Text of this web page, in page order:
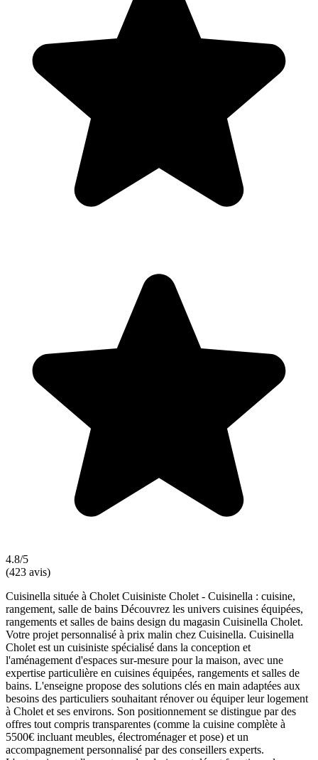
4.8/5
(423 avis)
Cuisinella située à Cholet Cuisiniste Cholet - Cuisinella : cuisine,
rangement, salle de bains Découvrez les univers cuisines équipées,
rangements et salles de bains design du magasin Cuisinella Cholet.
Votre projet personnalisé à prix malin chez Cuisinella. Cuisinella
Cholet est un cuisiniste spécialisé dans la conception et
l'aménagement d'espaces sur-mesure pour la maison, avec une
expertise particulière en cuisines équipées, rangements et salles de
bains. L'enseigne propose des solutions clés en main adaptées aux
besoins des particuliers souhaitant rénover ou équiper leur logement
à Cholet et ses environs. Son positionnement se distingue par des
offres tout compris transparentes (comme la cuisine complète à
5500€ incluant meubles, électroménager et pose) et un
accompagnement personnalisé par des conseillers experts.